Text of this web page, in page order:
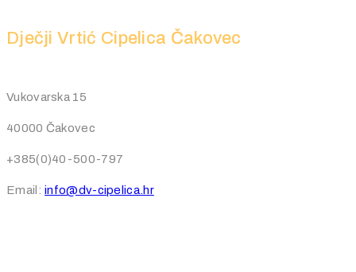
Dječji Vrtić Cipelica Čakovec
Vukovarska 15
40000 Čakovec
+385(0)40-500-797
Email:info@dv-cipelica.hr